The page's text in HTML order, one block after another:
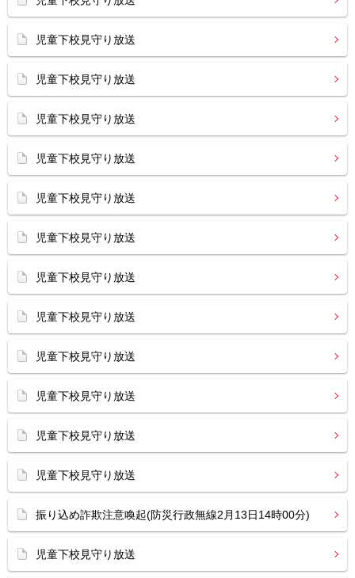
児童下校見守り放送
児童下校見守り放送
児童下校見守り放送
児童下校見守り放送
児童下校見守り放送
児童下校見守り放送
児童下校見守り放送
児童下校見守り放送
児童下校見守り放送
児童下校見守り放送
児童下校見守り放送
児童下校見守り放送
振り込め詐欺注意喚起(防災行政無線2月13日14時00分)
児童下校見守り放送